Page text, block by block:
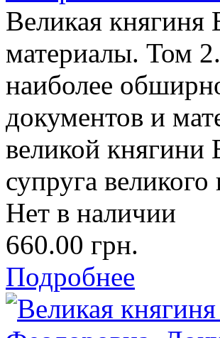
Великая
материалы. Том
наиболее
документов и
великой княгини
супруга
Нет в наличии
660.00 грн.
Подробнее